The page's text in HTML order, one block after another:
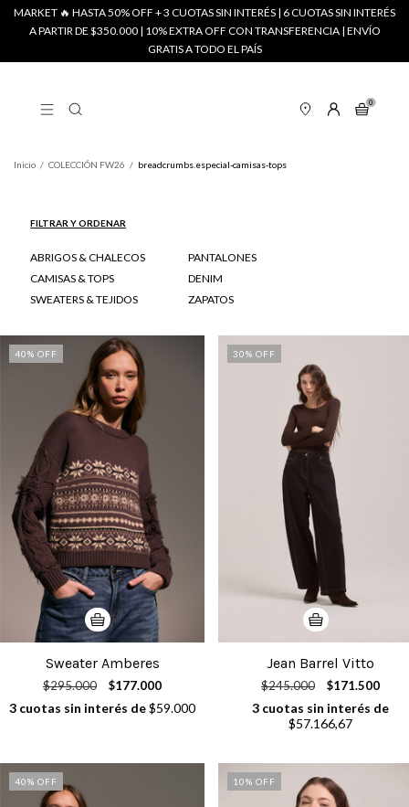
MARKET 🔥 HASTA 50% OFF + 3 CUOTAS SIN INTERÉS | 6 CUOTAS SIN INTERÉS
A PARTIR DE $350.000 | 10% EXTRA OFF CON TRANSFERENCIA | ENVÍO
GRATIS A TODO EL PAÍS
0
Inicio / COLECCIÓN FW26 / breadcrumbs.especial-camisas-tops
FILTRAR Y ORDENAR
ABRIGOS & CHALECOS
PANTALONES
CAMISAS & TOPS
DENIM
SWEATERS & TEJIDOS
ZAPATOS
40% OFF
Sweater Amberes
$295.000 $177.000
3 cuotas sin interés de$59.000
30% OFF
Jean Barrel Vitto
$245.000 $171.500
3 cuotas sin interés de
$57.166,67
40% OFF 10% OFF